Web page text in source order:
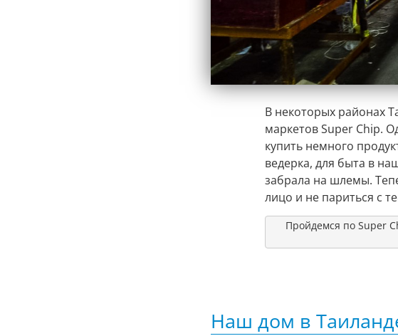
В некоторых районах
маркетов Super Chip.
купить немного
ведерка, для быта в
забрала на шлемы.
лицо и не париться с
Пройдемся по Super
Наш дом в